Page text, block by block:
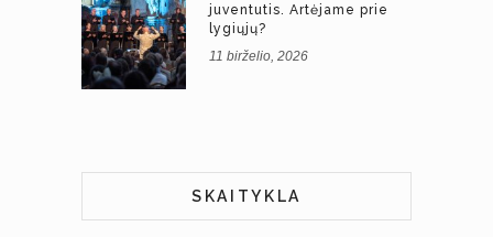
juventutis. Artėjame prie
lygiųjų?
11 birželio, 2026
SKAITYKLA